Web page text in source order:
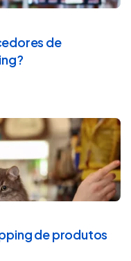
de
de produtos